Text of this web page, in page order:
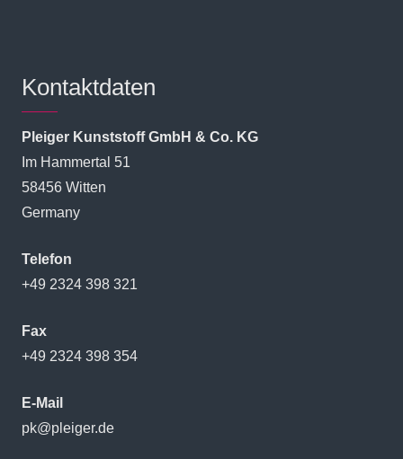
Kontaktdaten
Pleiger Kunststoff GmbH & Co. KG
Im Hammertal 51
58456 Witten
Germany
Telefon
+49 2324 398 321
Fax
+49 2324 398 354
E-Mail
pk@pleiger.de